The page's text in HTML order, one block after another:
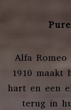
Alfa
1910 maakt
hart en een
terug in